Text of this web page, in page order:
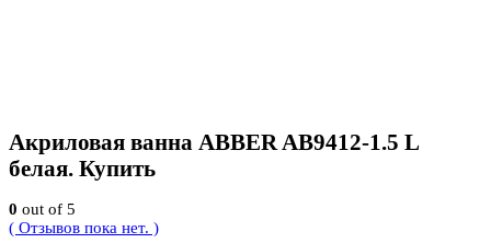
Акриловая ванна ABBER AB9412-1.5 L
белая. Купить
0 out of 5
( Отзывов пока нет. )